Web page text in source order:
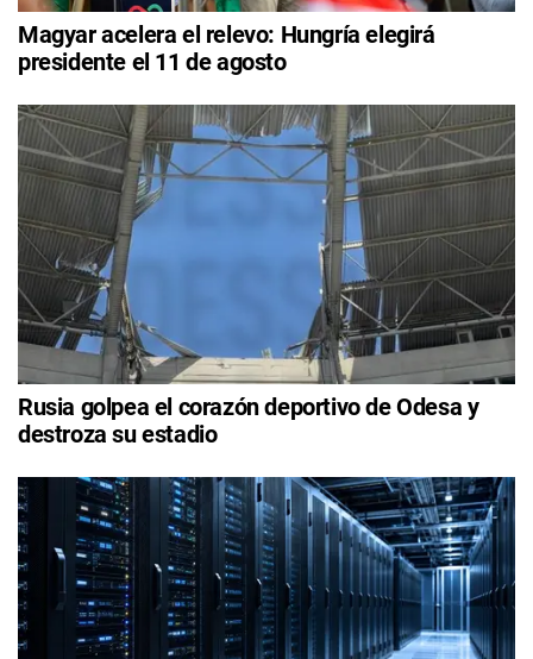
Magyar acelera el relevo: Hungría elegirá
presidente el 11 de agosto
Rusia golpea el corazón deportivo de Odesa y
destroza su estadio